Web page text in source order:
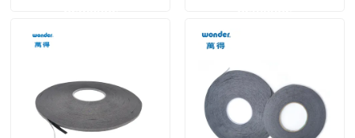
Contactez-nous
Nouvelles
Les affaires